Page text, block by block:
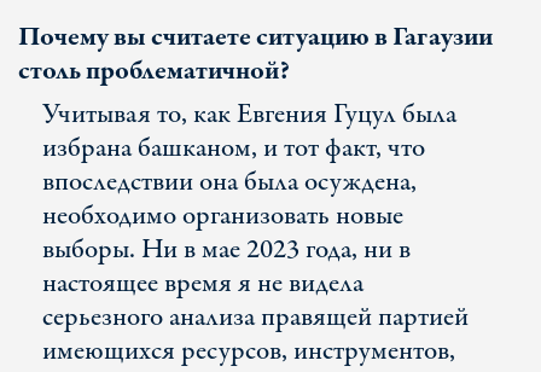
Почему вы считаете ситуацию в Гагаузии
столь проблематичной?
Учитывая то, как Евгения Гуцул была
избрана башканом, и тот факт, что
впоследствии она была осуждена,
необходимо организовать новые
выборы. Ни в мае 2023 года, ни в
настоящее время я не видела
серьезного анализа правящей партией
имеющихся ресурсов, инструментов,